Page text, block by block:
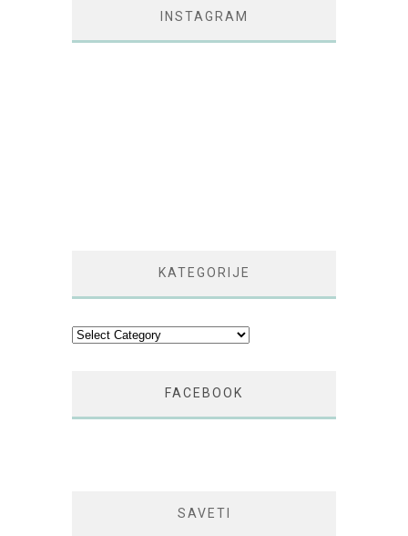
INSTAGRAM
KATEGORIJE
Kategorije
FACEBOOK
SAVETI